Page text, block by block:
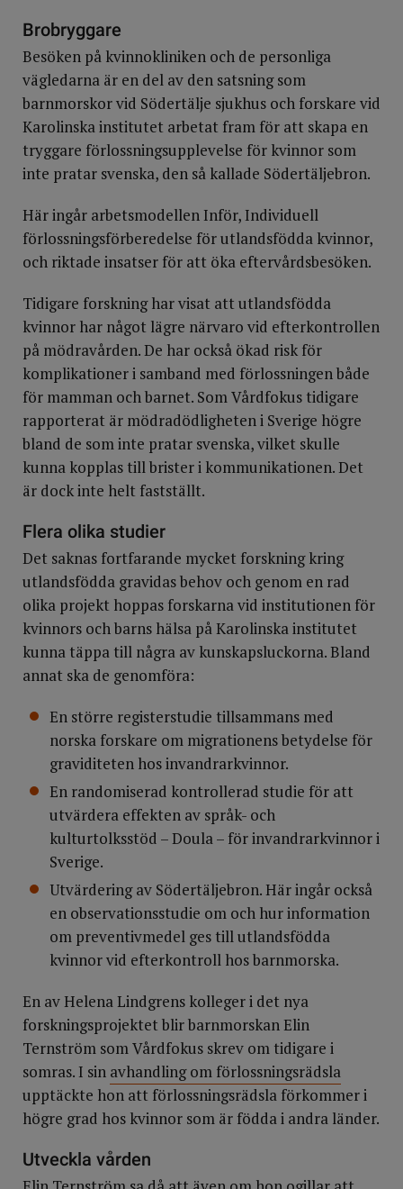
Brobryggare
Besöken på kvinnokliniken och de personliga
vägledarna är en del av den satsning som
barnmorskor vid Södertälje sjukhus och forskare vid
Karolinska institutet arbetat fram för att skapa en
tryggare förlossningsupplevelse för kvinnor som
inte pratar svenska, den så kallade Södertäljebron.
Här ingår arbetsmodellen Inför, Individuell
förlossningsförberedelse för utlandsfödda kvinnor,
och riktade insatser för att öka eftervårdsbesöken.
Tidigare forskning har visat att utlandsfödda
kvinnor har något lägre närvaro vid efterkontrollen
på mödravården. De har också ökad risk för
komplikationer i samband med förlossningen både
för mamman och barnet. Som Vårdfokus tidigare
rapporterat är mödradödligheten i Sverige högre
bland de som inte pratar svenska, vilket skulle
kunna kopplas till brister i kommunikationen. Det
är dock inte helt fastställt.
Flera olika studier
Det saknas fortfarande mycket forskning kring
utlandsfödda gravidas behov och genom en rad
olika projekt hoppas forskarna vid institutionen för
kvinnors och barns hälsa på Karolinska institutet
kunna täppa till några av kunskapsluckorna. Bland
annat ska de genomföra:
En större registerstudie tillsammans med
norska forskare om migrationens betydelse för
graviditeten hos invandrarkvinnor.
En randomiserad kontrollerad studie för att
utvärdera effekten av språk- och
kulturtolksstöd – Doula – för invandrarkvinnor i
Sverige.
Utvärdering av Södertäljebron. Här ingår också
en observationsstudie om och hur information
om preventivmedel ges till utlandsfödda
kvinnor vid efterkontroll hos barnmorska.
En av Helena Lindgrens kolleger i det nya
forskningsprojektet blir barnmorskan Elin
Ternström som Vårdfokus skrev om tidigare i
somras. I sin avhandling om förlossningsrädsla
upptäckte hon att förlossningsrädsla förkommer i
högre grad hos kvinnor som är födda i andra länder.
Utveckla vården